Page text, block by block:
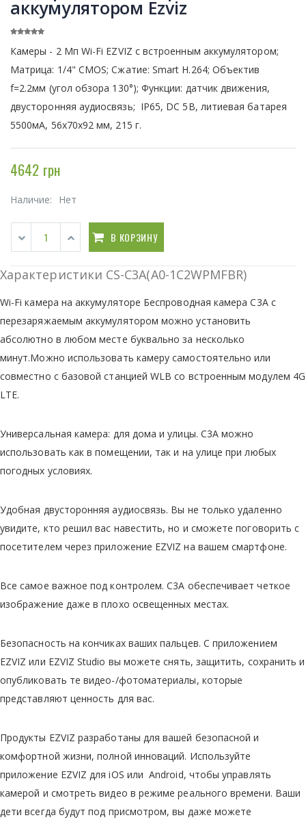
аккумулятором Ezviz
Камеры - 2 Mп Wi-Fi EZVIZ с встроенным аккумулятором;
Матрица: 1/4" CMOS; Сжатие: Smart H.264; Объектив
f=2.2мм (угол обзора 130°); Функции: датчик движения,
двусторонняя аудиосвязь; IP65, DC 5В, литиевая батарея
5500мА, 56x70x92 мм, 215 г.
4642 грн
Наличие: Нет
В КОРЗИНУ
Характеристики CS-C3A(A0-1C2WPMFBR)
Wi-Fi камера на аккумуляторе Беспроводная камера С3А с
перезаряжаемым аккумулятором можно установить
абсолютно в любом месте буквально за несколько
минут.Можно использовать камеру самостоятельно или
совместно с базовой станцией WLB со встроенным модулем 4G
LTE.
Универсальная камера: для дома и улицы. С3А можно
использовать как в помещении, так и на улице при любых
погодных условиях.
Удобная двусторонняя аудиосвязь. Вы не только удаленно
увидите, кто решил вас навестить, но и сможете поговорить с
посетителем через приложение EZVIZ на вашем смартфоне.
Все самое важное под контролем. C3A обеспечивает четкое
изображение даже в плохо освещенных местах.
Безопасность на кончиках ваших пальцев. С приложением
EZVIZ или EZVIZ Studio вы можете снять, защитить, сохранить и
опубликовать те видео-/фотоматериалы, которые
представляют ценность для вас.
Продукты EZVIZ разработаны для вашей безопасной и
комфортной жизни, полной инноваций. Используйте
приложение EZVIZ для iOS или Android, чтобы управлять
камерой и смотреть видео в режиме реального времени. Ваши
дети всегда будут под присмотром, вы даже можете